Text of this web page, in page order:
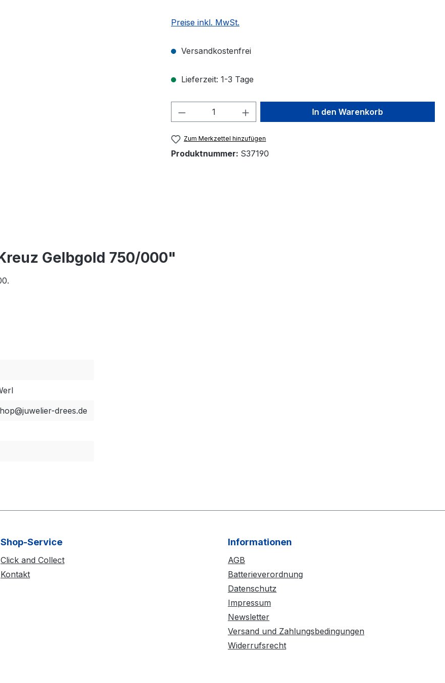
Preise inkl. MwSt.
Versandkostenfrei
Lieferzeit: 1-3 Tage
Produkt Anzahl: Gib den gewünschten Wert
In den Warenkorb
Zum Merkzettel hinzufügen
Produktnummer: S37190
Gelbgold 750/000"
drees.de
Shop-Service
Click and Collect
Kontakt
Informationen
AGB
Batterieverordnung
Datenschutz
Impressum
Newsletter
Versand und Zahlungsbedingungen
Widerrufsrecht